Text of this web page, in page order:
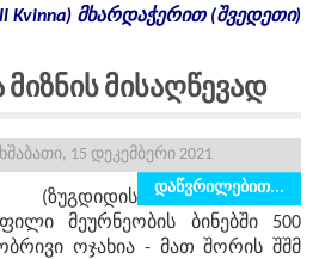
Kvinna) მხარდაჭერით(შვედეთი)
Მისაღწევად
15 დეკემბერი 2021
დაწვრილებით...
მეურნეობის ბინებში 500
ოჯახია - მათ შორის შშმ